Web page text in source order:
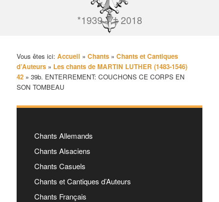
*1939 – † 2018
Vous êtes ici:Accueil »Chants »Chants et Cantiques
d’Auteurs » Les chants de MARTIN LUTHER (1483-1546)
42 »39b. ENTERREMENT: COUCHONS CE CORPS EN
SON TOMBEAU
Chants Allemands
Chants Alsaciens
Chants Casuels
Chants et Cantiques d’Auteurs
Chants Français